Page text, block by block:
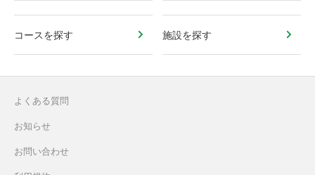
コースを探す 施設を探す
よくある質問
お知らせ
お問い合わせ